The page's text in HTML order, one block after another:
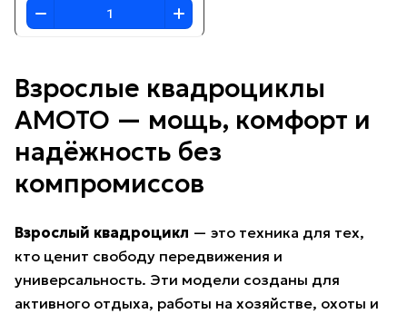
Взрослые квадроциклы
AMOTO — мощь, комфорт и
надёжность без
компромиссов
Взрослый квадроцикл — это техника для тех,
кто ценит свободу передвижения и
универсальность. Эти модели созданы для
активного отдыха, работы на хозяйстве, охоты и